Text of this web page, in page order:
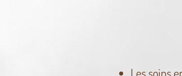
Les soins